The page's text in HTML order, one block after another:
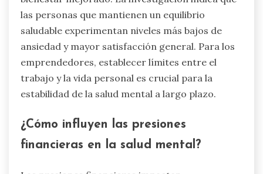
sentimientos de aislamiento. Los
emprendedores a menudo enfrentan altas
expectativas, lo que puede llevar a un estrés
abrumador. Priorizar el equilibrio entre trabajo y
vida personal permite el tiempo de inactividad
necesario, fomentando la resiliencia y el
las personas que mantienen un equilibrio
saludable experimentan niveles más bajos de
ansiedad y mayor satisfacción general. Para los